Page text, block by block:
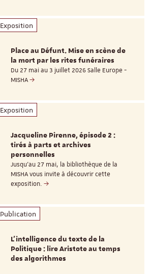
Exposition
Place au Défunt. Mise en scène de
la mort par les rites funéraires
Du 27 mai au 3 juillet 2026 Salle Europe -
MISHA
Exposition
Jacqueline Pirenne, épisode 2 :
tirés à parts et archives
personnelles
Jusqu’au 27 mai, la bibliothèque de la
MISHA vous invite à découvrir cette
exposition.
Publication
L’intelligence du texte de la
Politique : lire Aristote au temps
des algorithmes